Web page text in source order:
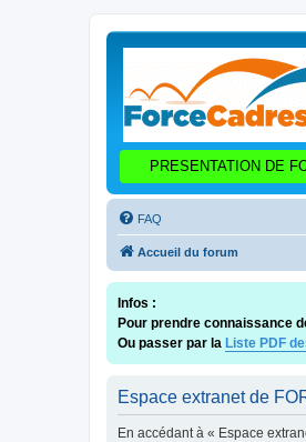
PRESENTATION DE
FAQ
Accueil du forum
Infos :
Pour prendre connaissance
Ou passer par la Liste PDF
Espace extranet de
En accédant à « Espace